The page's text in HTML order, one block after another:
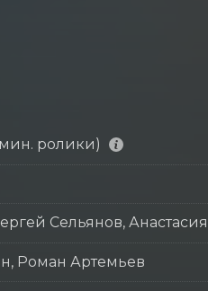
мин. ролики)
Сельянов,
Роман Артемьев